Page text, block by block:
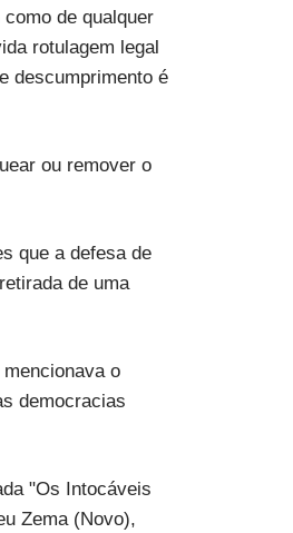
de qualquer
rotulagem legal
descumprimento é
ou remover o
que a defesa de
de uma
o
democracias
"Os Intocáveis
Zema (Novo),